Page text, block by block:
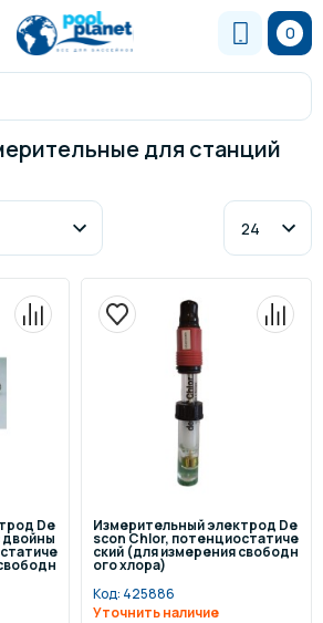
0
для станций
De
двойны
-
Измерительный электрод De
scon Chlor, потенциостатиче
ский (для измерения свободн
ого хлора)
Код: 425886
Уточнить наличие